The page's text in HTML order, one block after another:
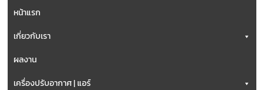
หน้าแรก
เกี่ยวกับเรา
ผลงาน
เครื่องปรับอากาศ | แอร์